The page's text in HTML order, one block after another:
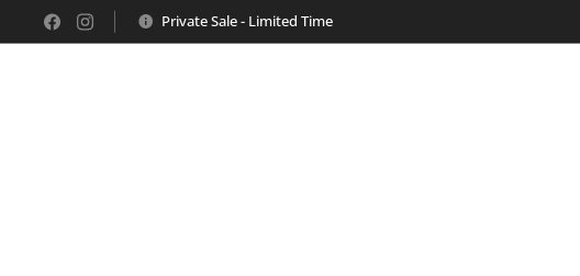
Private Sale - Limited Time